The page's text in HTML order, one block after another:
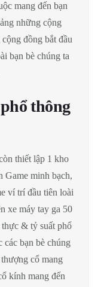
mang đến bạn
những cộng
đồng bắt đầu
bạn bè chúng ta
thông
thiết lập 1 kho
Game minh bạch,
ví trí đầu tiên loài
xe máy tay ga 50
& tỷ suất phổ
các bạn bè chúng
cổ mang
kính mang đến